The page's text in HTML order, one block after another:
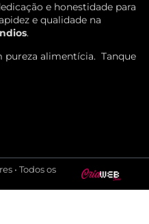
e honestidade para
e qualidade na
.
pureza alimentícia. Tanque
• Todos os